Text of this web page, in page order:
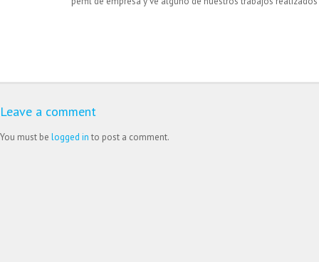
Leave a comment
You must be logged in to post a comment.